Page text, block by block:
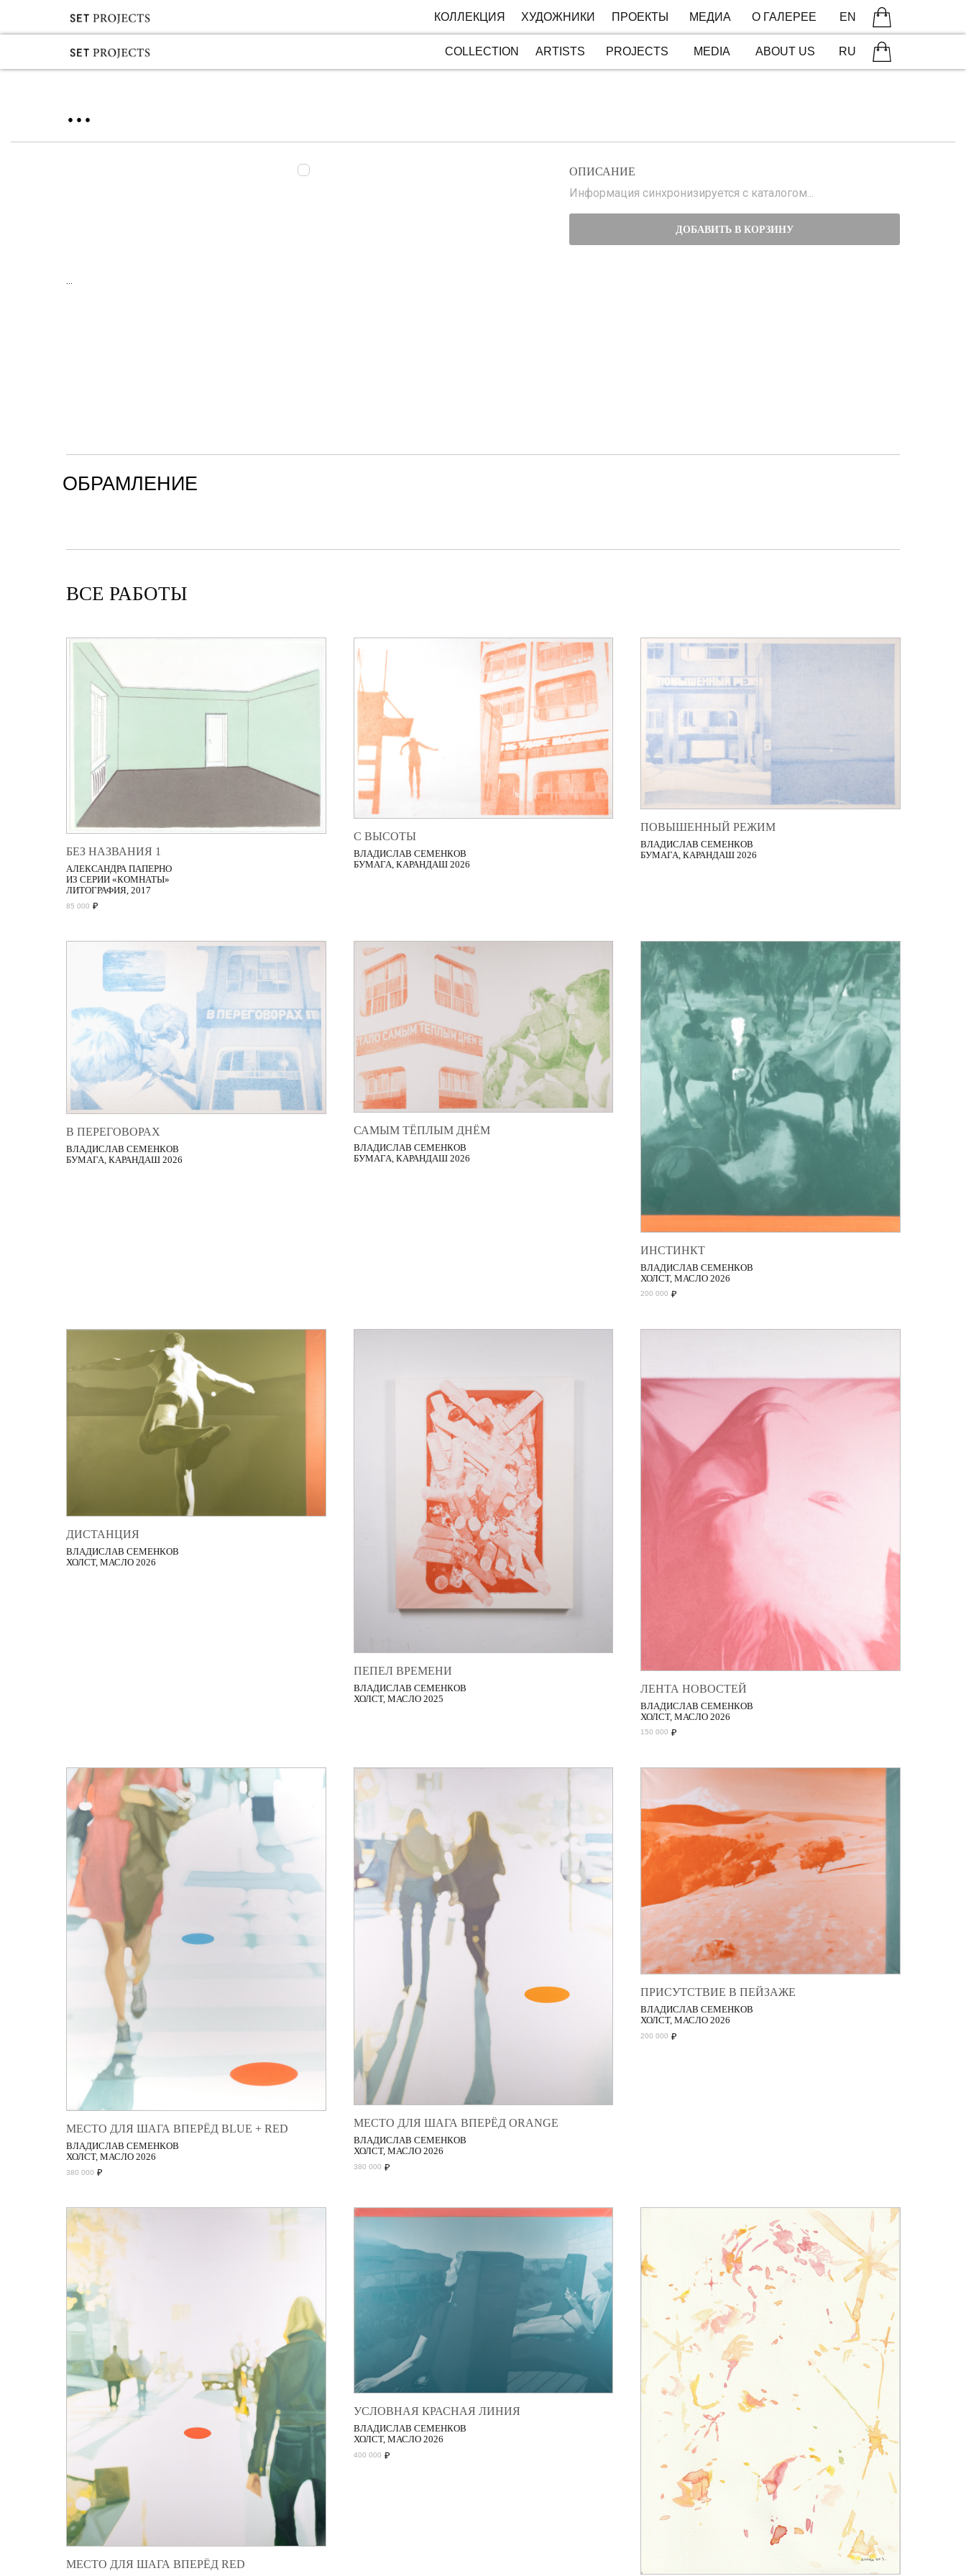
ПРОЕКТЫ
КОЛЛЕКЦИЯ ХУДОЖНИКИ МЕДИА EN
О ГАЛЕРЕЕ
PROJECTS
COLLECTION ARTISTS MEDIA RU
ABOUT US
...
ОПИСАНИЕ
Информация синхронизируется с каталогом...
ДОБАВИТЬ В КОРЗИНУ
...
ОБРАМЛЕНИЕ
ВСЕ РАБОТЫ
БЕЗ НАЗВАНИЯ 1
АЛЕКСАНДРА ПАПЕРНО
ИЗ СЕРИИ «КОМНАТЫ»
ЛИТОГРАФИЯ, 2017
85 000 ₽
С ВЫСОТЫ
ВЛАДИСЛАВ СЕМЕНКОВ
БУМАГА, КАРАНДАШ 2026
ПОВЫШЕННЫЙ РЕЖИМ
ВЛАДИСЛАВ СЕМЕНКОВ
БУМАГА, КАРАНДАШ 2026
В ПЕРЕГОВОРАХ
ВЛАДИСЛАВ СЕМЕНКОВ
БУМАГА, КАРАНДАШ 2026
САМЫМ ТЁПЛЫМ ДНЁМ
ВЛАДИСЛАВ СЕМЕНКОВ
БУМАГА, КАРАНДАШ 2026
ИНСТИНКТ
ВЛАДИСЛАВ СЕМЕНКОВ
ХОЛСТ, МАСЛО 2026
200 000 ₽
ДИСТАНЦИЯ
ВЛАДИСЛАВ СЕМЕНКОВ
ХОЛСТ, МАСЛО 2026
ПЕПЕЛ ВРЕМЕНИ
ВЛАДИСЛАВ СЕМЕНКОВ
ХОЛСТ, МАСЛО 2025
ЛЕНТА НОВОСТЕЙ
ВЛАДИСЛАВ СЕМЕНКОВ
ХОЛСТ, МАСЛО 2026
150 000 ₽
МЕСТО ДЛЯ ШАГА ВПЕРЁД BLUE + RED
ВЛАДИСЛАВ СЕМЕНКОВ
ХОЛСТ, МАСЛО 2026
380 000 ₽
МЕСТО ДЛЯ ШАГА ВПЕРЁД ORANGE
ВЛАДИСЛАВ СЕМЕНКОВ
ХОЛСТ, МАСЛО 2026
380 000 ₽
ПРИСУТСТВИЕ В ПЕЙЗАЖЕ
ВЛАДИСЛАВ СЕМЕНКОВ
ХОЛСТ, МАСЛО 2026
200 000 ₽
МЕСТО ДЛЯ ШАГА ВПЕРЁД RED
УСЛОВНАЯ КРАСНАЯ ЛИНИЯ
ВЛАДИСЛАВ СЕМЕНКОВ
ХОЛСТ, МАСЛО 2026
400 000 ₽